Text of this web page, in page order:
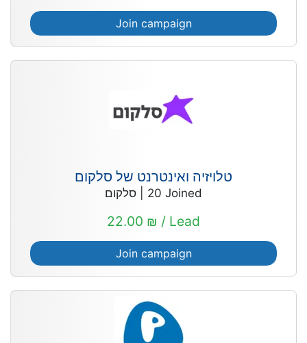
Join campaign
טלויזיה ואינטרנט של סלקום
סלקום 20 Joined
22.00 ₪ / Lead
Join campaign